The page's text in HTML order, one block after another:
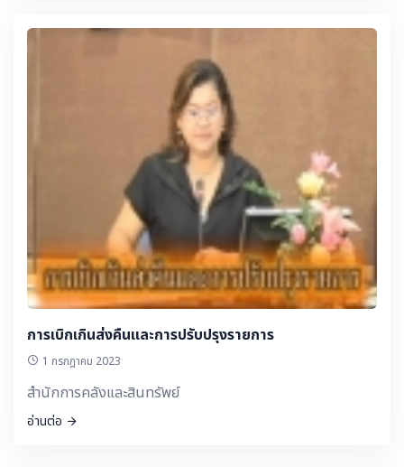
การเบิกเกินส่งคืนและการปรับปรุงรายการ
1 กรกฎาคม 2023
สำนักการคลังและสินทรัพย์
อ่านต่อ